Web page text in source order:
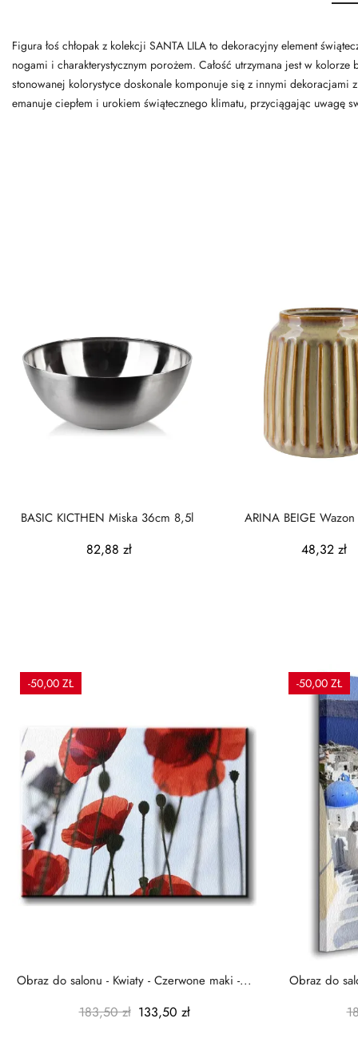
Figura łoś chłopak z kolekcji SANTA LILA to dekoracyjny element
nogami i charakterystycznym porożem. Całość utrzymana jest w
stonowanej kolorystyce doskonale komponuje się z innymi
emanuje ciepłem i urokiem świątecznego klimatu, przyciągając uwagę
BASIC KICTHEN Miska 36cm 8,5l
82,88 zł
ARINA BEIGE Wazon
48,32 zł
-50,00 ZŁ
Obraz do salonu - Kwiaty - Czerwone maki -...
183,50 zł 133,50 zł
-50,00 ZŁ
Obraz do